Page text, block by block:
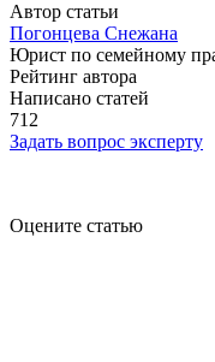
Автор статьи
Погонцева Снежана
Юрист по семейному
Рейтинг автора
Написано статей
712
Задать вопрос эксперту
Оцените статью